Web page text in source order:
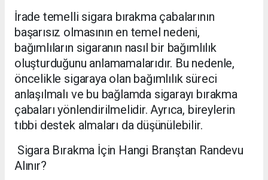
İrade temelli sigara bırakma çabalarının
başarısız olmasının en temel nedeni,
bağımlıların sigaranın nasıl bir bağımlılık
oluşturduğunu anlamamalarıdır. Bu nedenle,
öncelikle sigaraya olan bağımlılık süreci
anlaşılmalı ve bu bağlamda sigarayı bırakma
çabaları yönlendirilmelidir. Ayrıca, bireylerin
tıbbi destek almaları da düşünülebilir.
Sigara Bırakma İçin Hangi Branştan Randevu
Alınır?